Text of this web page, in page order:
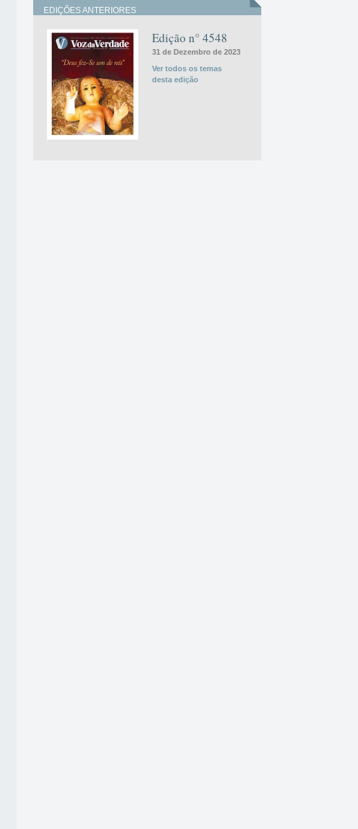
EDIÇÕES ANTERIORES
Edição n° 4548
31 de Dezembro de 2023
Ver todos os temas
desta edição